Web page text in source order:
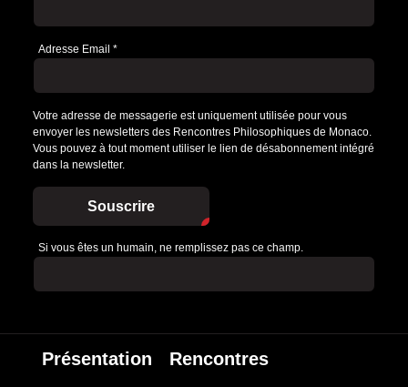
Adresse Email *
Votre adresse de messagerie est uniquement utilisée pour vous
envoyer les newsletters des Rencontres Philosophiques de Monaco.
Vous pouvez à tout moment utiliser le lien de désabonnement intégré
dans la newsletter.
Souscrire
Si vous êtes un humain, ne remplissez pas ce champ.
Présentation Rencontres